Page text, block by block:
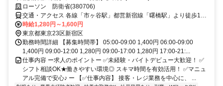
ローソン 防衛省(380706)
交通・アクセス 各線「市ヶ谷駅」都営新宿線「曙橋駅」より徒歩10
分
時給1,280円～1,600円
東京都東京23区新宿区
勤務時間詳細 【募集時間帯】 05:00-09:00 1,400円 06:00-09:00
1,400円 09:00-12:00 1,280円 09:00-17:00 1,280円 17:00-21:...
仕事内容 ー求人のポイントー ✅未経験・バイトデビュー大歓迎！ ✅
シフト相談OK★働きやすい環境◎ スキマ時間を有効活用！ ✅マニュ
アル完備で安心♪ ー 【✅仕事内容】 接客・レジ業務を中心に、 ...